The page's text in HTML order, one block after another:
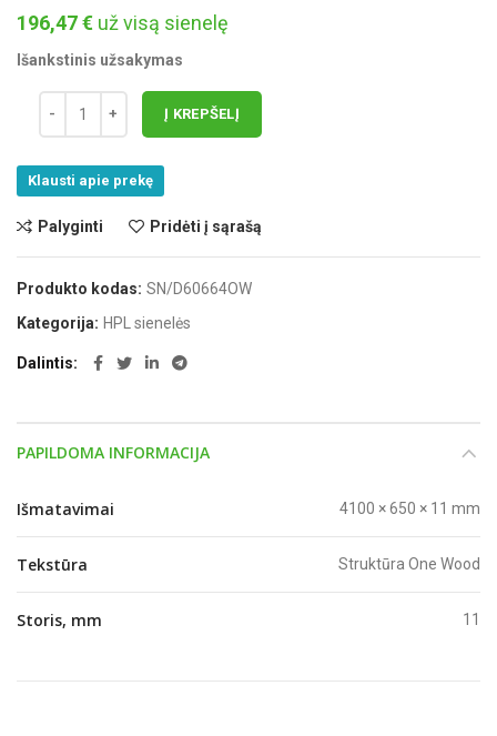
196,47€ už visą sienelę
Išankstinis užsakymas
Į KREPŠELĮ
Klausti apie prekę
Palyginti Pridėti į sąrašą
Produkto kodas: SN/D60664OW
Kategorija: HPL sienelės
Dalintis
PAPILDOMA INFORMACIJA
Išmatavimai 4100 × 650 × 11 mm
Tekstūra Struktūra One Wood
Storis, mm 11